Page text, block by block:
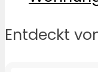
Entdeckt